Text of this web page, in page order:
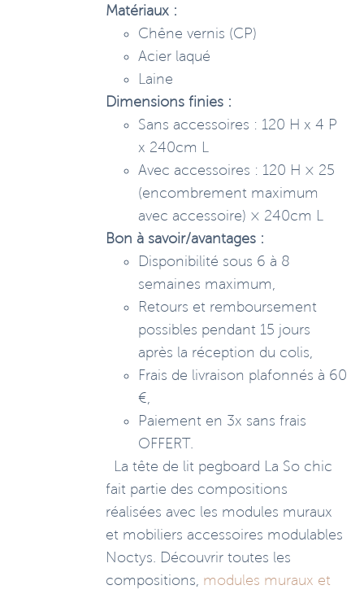
Matériaux :
Chêne vernis (CP)
Acier laqué
Laine
Dimensions finies :
Sans accessoires : 120 H x 4 P
x 240cm L
Avec accessoires : 120 H × 25
(encombrement maximum
avec accessoire) × 240cm L
Bon à savoir/avantages :
Disponibilité sous 6 à 8
semaines maximum,
Retours et remboursement
possibles pendant 15 jours
après la réception du colis,
Frais de livraison plafonnés à 60
€,
Paiement en 3x sans frais
OFFERT.
La tête de lit pegboard La So chic
fait partie des compositions
réalisées avec les modules muraux
et mobiliers accessoires modulables
Noctys. Découvrir toutes les
compositions, modules muraux et